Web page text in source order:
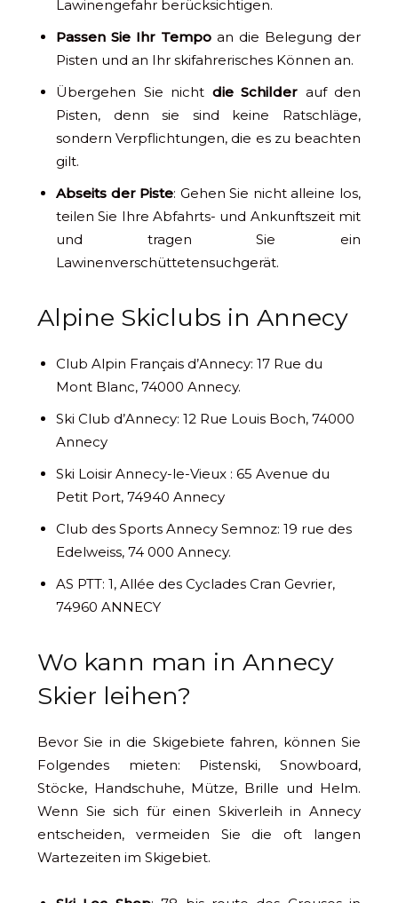
Lawinengefahr berücksichtigen.
Passen Sie Ihr Tempo an die Belegung der
Pisten und an Ihr skifahrerisches Können an.
Übergehen Sie nicht die Schilder auf den
Pisten, denn sie sind keine Ratschläge,
sondern Verpflichtungen, die es zu beachten
gilt.
Abseits der Piste: Gehen Sie nicht alleine los,
teilen Sie Ihre Abfahrts- und Ankunftszeit mit
und tragen Sie ein
Lawinenverschüttetensuchgerät.
Alpine Skiclubs in Annecy
Club Alpin Français d’Annecy: 17 Rue du
Mont Blanc, 74000 Annecy.
Ski Club d’Annecy: 12 Rue Louis Boch, 74000
Annecy
Ski Loisir Annecy-le-Vieux : 65 Avenue du
Petit Port, 74940 Annecy
Club des Sports Annecy Semnoz: 19 rue des
Edelweiss, 74 000 Annecy.
AS PTT: 1, Allée des Cyclades Cran Gevrier,
74960 ANNECY
Wo kann man in Annecy
Skier leihen?
Bevor Sie in die Skigebiete fahren, können Sie
Folgendes mieten: Pistenski, Snowboard,
Stöcke, Handschuhe, Mütze, Brille und Helm.
Wenn Sie sich für einen Skiverleih in Annecy
entscheiden, vermeiden Sie die oft langen
Wartezeiten im Skigebiet.